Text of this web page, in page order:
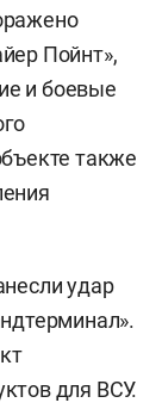
Пойнт»,
и боевые
также
удар
для ВСУ.